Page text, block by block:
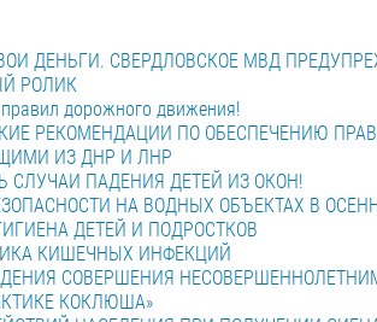
ДЕНЬГИ. СВЕРДЛОВСКОЕ МВД
РОЛИК
дорожного движения!
РЕКОМЕНДАЦИИ ПО ОБЕСПЕЧЕНИЮ
ИЗ ДНР И ЛНР
СЛУЧАИ ПАДЕНИЯ ДЕТЕЙ ИЗ ОКОН!
НА ВОДНЫХ ОБЪЕКТАХ В
ДЕТЕЙ И ПОДРОСТКОВ
КИШЕЧНЫХ ИНФЕКЦИЙ
СОВЕРШЕНИЯ
КОКЛЮША»